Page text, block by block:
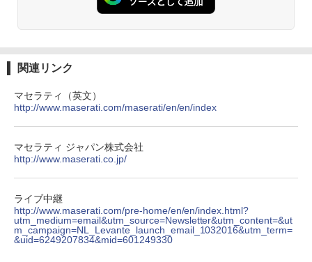
関連リンク
マセラティ（英文）
http://www.maserati.com/maserati/en/en/index
マセラティ ジャパン株式会社
http://www.maserati.co.jp/
ライブ中継
http://www.maserati.com/pre-home/en/en/index.html?
utm_medium=email&utm_source=Newsletter&utm_content=&ut
m_campaign=NL_Levante_launch_email_1032016&utm_term=
&uid=6249207834&mid=601249330